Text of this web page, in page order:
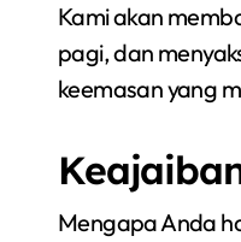
Kami akan
pagi, dan
keemasan yang
Mengapa Anda